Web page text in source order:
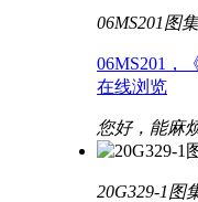
06MS201图集
06MS201，
在线浏览
您好，能麻
20G329-1图